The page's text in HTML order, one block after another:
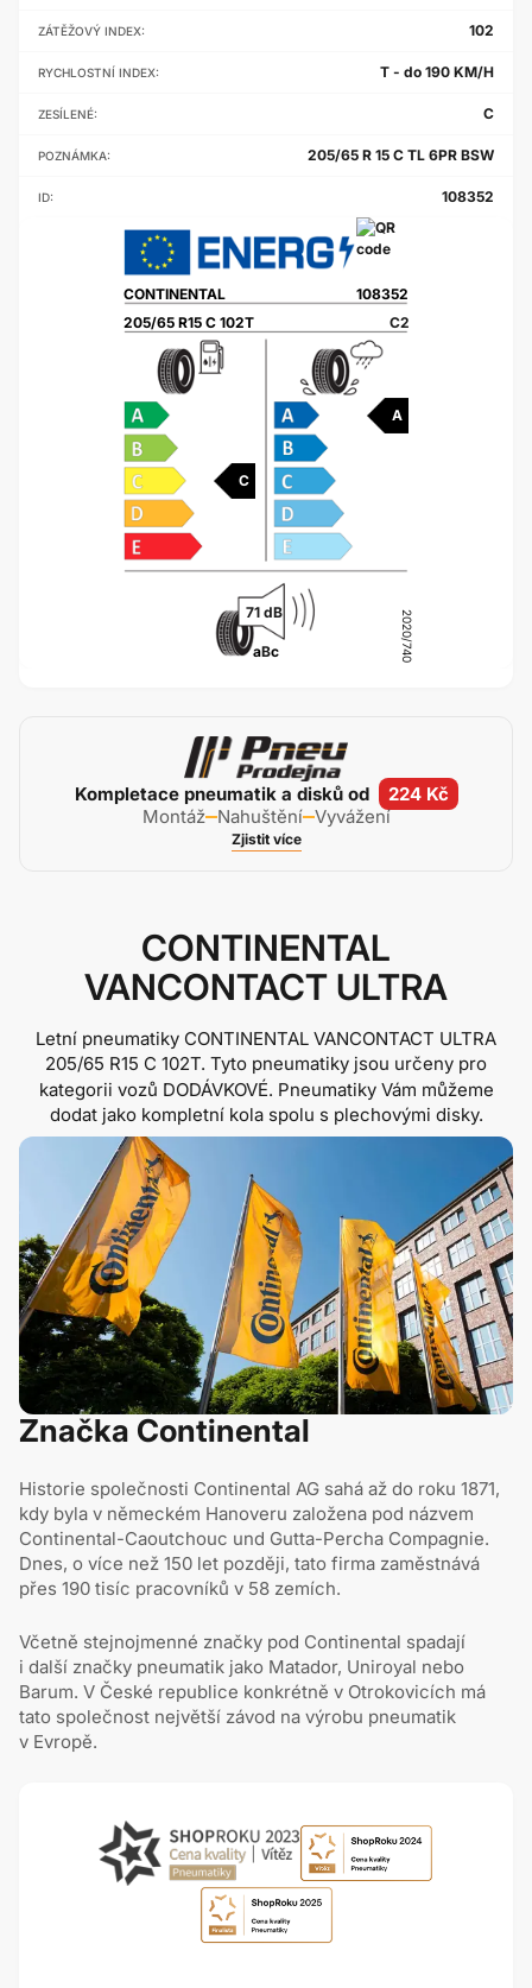
ZÁTĚŽOVÝ INDEX: 102
RYCHLOSTNÍ INDEX: T - do 190 KM/H
ZESÍLENÉ: C
POZNÁMKA: 205/65 R 15 C TL 6PR BSW
ID: 108352
205/65 R15 C 102T
CONTINENTAL 108352
C
A
71 dB
C2
2020/740
aBc
Kompletace pneumatik a disků od
224 Kč
Montáž Nahuštění Vyvážení
Zjistit více
CONTINENTAL
VANCONTACT ULTRA
Letní pneumatiky CONTINENTAL VANCONTACT ULTRA
205/65 R15 C 102T. Tyto pneumatiky jsou určeny pro
kategorii vozů DODÁVKOVÉ. Pneumatiky Vám můžeme
dodat jako kompletní kola spolu s plechovými disky.
Značka Continental
Historie společnosti Continental AG sahá až do roku 1871,
kdy byla v německém Hanoveru založena pod názvem
Continental-Caoutchouc und Gutta-Percha Compagnie.
Dnes, o více než 150 let později, tato firma zaměstnává
přes 190 tisíc pracovníků v 58 zemích.
Včetně stejnojmenné značky pod Continental spadají
i další značky pneumatik jako Matador, Uniroyal nebo
Barum. V České republice konkrétně v Otrokovicích má
tato společnost největší závod na výrobu pneumatik
v Evropě.